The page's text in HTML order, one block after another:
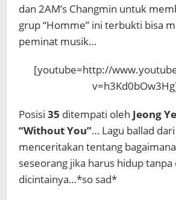
dan 2AM’s Changmin untuk
grup “Homme” ini terbukti bisa
peminat musik…
[youtube=http://
Posisi 35 ditempati oleh Jeong
“Without You”… Lagu ballad
menceritakan tentang
seseorang jika harus hidup tanpa
dicintainya…*so sad*